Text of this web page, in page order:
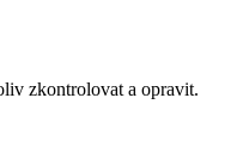
zkontrolovat a opravit.